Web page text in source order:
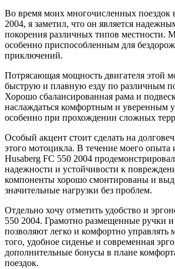
Во время моих многочисленных поездок
2004, я заметил, что он является
покорения различных типов местности.
особенно приспособленным для
приключений.
Потрясающая мощность двигателя этой
быструю и плавную езду по различным
Хорошо сбалансированная рама и
наслаждаться комфортным и уверенным
особенно при прохождении сложных
Особый акцент стоит сделать на
этого мотоцикла. В течение моего опыта
Husaberg FC 550 2004
надежности и устойчивости к
компоненты хорошо смонтированы и
значительные нагрузки без проблем.
Отдельно хочу отметить удобство и
550 2004. Грамотно размещенные ручки
позволяют легко и комфортно
того, удобное сиденье и современная
дополнительные бонусы в плане
поездок.